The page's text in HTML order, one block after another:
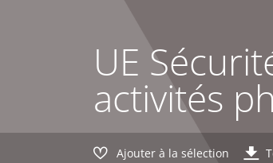
UE
activités
Ajouter à la sélection